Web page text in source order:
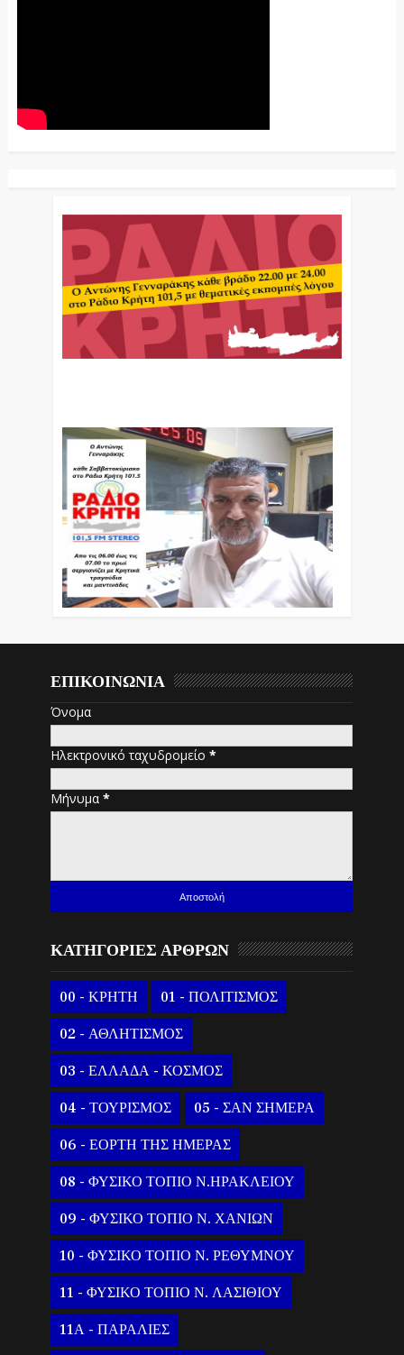
ΕΠΙΚΟΙΝΩΝΙΑ
Όνομα
Ηλεκτρονικό ταχυδρομείο*
Μήνυμα*
ΚΑΤΗΓΟΡΙΕΣ ΑΡΘΡΩΝ
00 - ΚΡΗΤΗ 01 - ΠΟΛΙΤΙΣΜΟΣ
02 - ΑΘΛΗΤΙΣΜΟΣ
03 - ΕΛΛΑΔΑ - ΚΟΣΜΟΣ
04 - ΤΟΥΡΙΣΜΟΣ 05 - ΣΑΝ ΣΗΜΕΡΑ
06 - ΕΟΡΤΗ ΤΗΣ ΗΜΕΡΑΣ
08 - ΦΥΣΙΚΟ ΤΟΠΙΟ Ν.ΗΡΑΚΛΕΙΟΥ
09 - ΦΥΣΙΚΟ ΤΟΠΙΟ Ν. ΧΑΝΙΩΝ
10 - ΦΥΣΙΚΟ ΤΟΠΙΟ Ν. ΡΕΘΥΜΝΟΥ
11 - ΦΥΣΙΚΟ ΤΟΠΙΟ Ν. ΛΑΣΙΘΙΟΥ
11Α - ΠΑΡΑΛΙΕΣ